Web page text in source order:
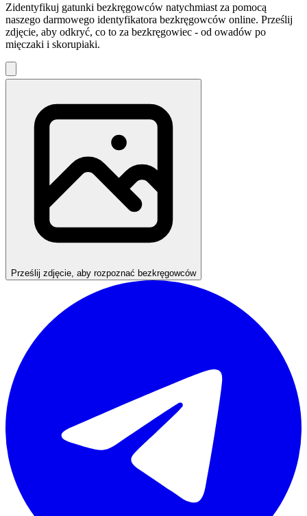
Zidentyfikuj gatunki bezkręgowców natychmiast za pomocą
naszego darmowego identyfikatora bezkręgowców online. Prześlij
zdjęcie, aby odkryć, co to za bezkręgowiec - od owadów po
mięczaki i skorupiaki.
Prześlij zdjęcie, aby rozpoznać bezkręgowców